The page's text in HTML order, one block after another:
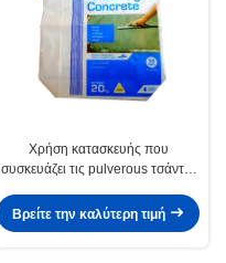
Χρήση κατασκευής που
συσκευάζει τις pulverous τσάντες
Βρείτε την καλύτερη τιμή